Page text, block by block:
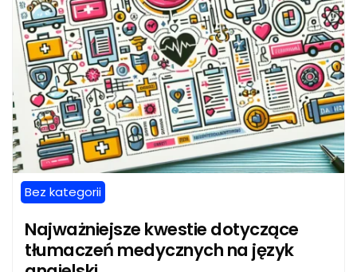
Bez kategorii
Najważniejsze kwestie dotyczące
tłumaczeń medycznych na język